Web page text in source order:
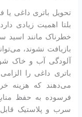
تحویل باتری داغی یا
بلتا اهمیت زیادی
خطرناک مانند اسید
بازیافت نشوند،
آلودگی آب و خاک
باتری داغی را
می‌دهند که هزینه
فرسوده به حفظ
سرب و پلاستیک